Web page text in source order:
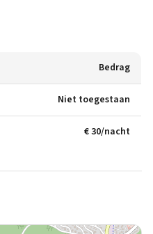
Bedrag
Niet toegestaan
€ 30/nacht